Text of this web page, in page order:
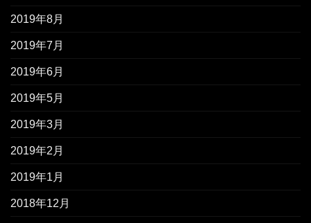
2019年8月
2019年7月
2019年6月
2019年5月
2019年3月
2019年2月
2019年1月
2018年12月